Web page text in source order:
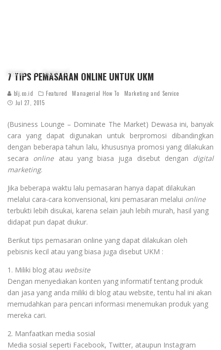
Home Featured
7 TIPS PEMASARAN ONLINE UNTUK UKM
blj.co.id Featured Managerial How To
Marketing and Service
Jul 27, 2015
(Business Lounge – Dominate The Market) Dewasa ini, banyak
cara yang dapat digunakan untuk berpromosi dibandingkan
dengan beberapa tahun lalu, khususnya promosi yang dilakukan
secara onlineatau yang biasa juga disebut dengan digital
marketing.
Jika beberapa waktu lalu pemasaran hanya dapat dilakukan
melalui cara-cara konvensional, kini pemasaran melalui online
terbukti lebih disukai, karena selain jauh lebih murah, hasil yang
didapat pun dapat diukur.
Berikut tips pemasaran online yang dapat dilakukan oleh
pebisnis kecil atau yang biasa juga disebut UKM :
1. Miliki blog atau website
Dengan menyediakan konten yang informatif tentang produk
dan jasa yang anda miliki di blog atau website, tentu hal ini akan
memudahkan para pencari informasi menemukan produk yang
mereka cari.
2. Manfaatkan media sosial
Media sosial seperti Facebook, Twitter, ataupun Instagram